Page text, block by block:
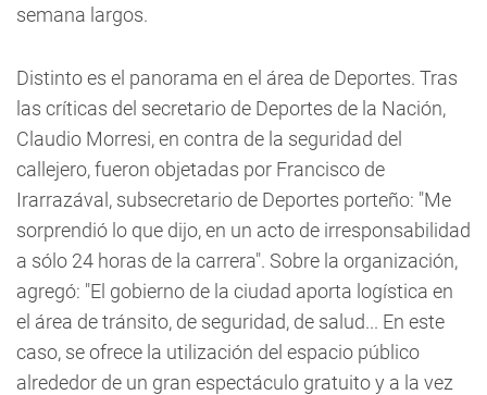
semana largos.
Distinto es el panorama en el área de Deportes. Tras
las críticas del secretario de Deportes de la Nación,
Claudio Morresi, en contra de la seguridad del
callejero, fueron objetadas por Francisco de
Irarrazával, subsecretario de Deportes porteño: "Me
sorprendió lo que dijo, en un acto de irresponsabilidad
a sólo 24 horas de la carrera". Sobre la organización,
agregó: "El gobierno de la ciudad aporta logística en
el área de tránsito, de seguridad, de salud... En este
caso, se ofrece la utilización del espacio público
alrededor de un gran espectáculo gratuito y a la vez